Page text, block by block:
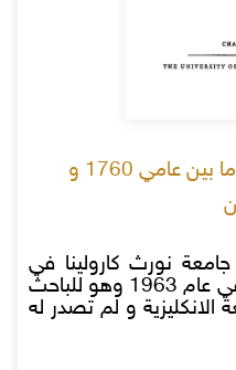
الفصائل السياسية في حلب ما بين عامي 1760 و
نورث كارولينا في
الولايات المتحدة الأمريكية في عام 1963 وهو للباحث
و لم تصدر له